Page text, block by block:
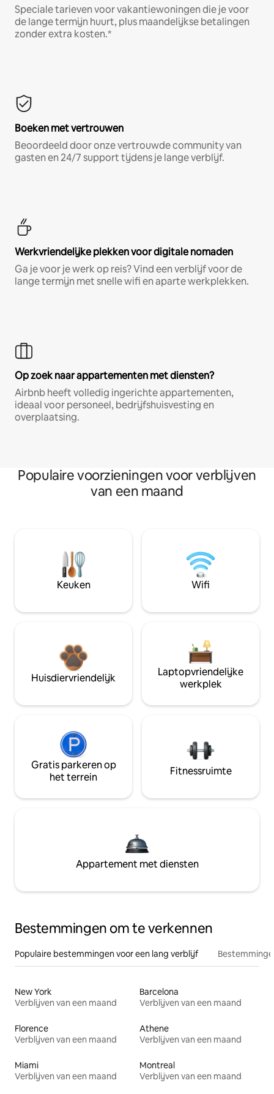
Speciale tarieven voor vakantiewoningen die je voor
de lange termijn huurt, plus maandelijkse betalingen
zonder extra kosten.*
Boeken met vertrouwen
Beoordeeld door onze vertrouwde community van
gasten en 24/7 support tijdens je lange verblijf.
Werkvriendelijke plekken voor digitale nomaden
Ga je voor je werk op reis? Vind een verblijf voor de
lange termijn met snelle wifi en aparte werkplekken.
Op zoek naar appartementen met diensten?
Airbnb heeft volledig ingerichte appartementen,
ideaal voor personeel, bedrijfshuisvesting en
overplaatsing.
Populaire voorzieningen voor verblijven
van een maand
Keuken Wifi
Huisdiervriendelijk
Laptopvriendelijke
werkplek
Gratis parkeren op
het terrein
Fitnessruimte
Appartement met diensten
Bestemmingen om te verkennen
Populaire bestemmingen voor een lang verblijf
New York
Verblijven van een maand
Barcelona
Verblijven van een maand
Florence
Verblijven van een maand
Athene
Verblijven van een maand
Miami
Verblijven van een maand
Montreal
Verblijven van een maand